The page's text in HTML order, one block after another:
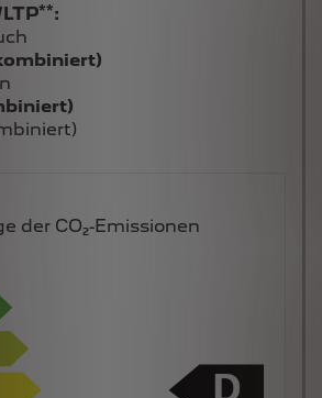
**:
der CO₂-Emissionen